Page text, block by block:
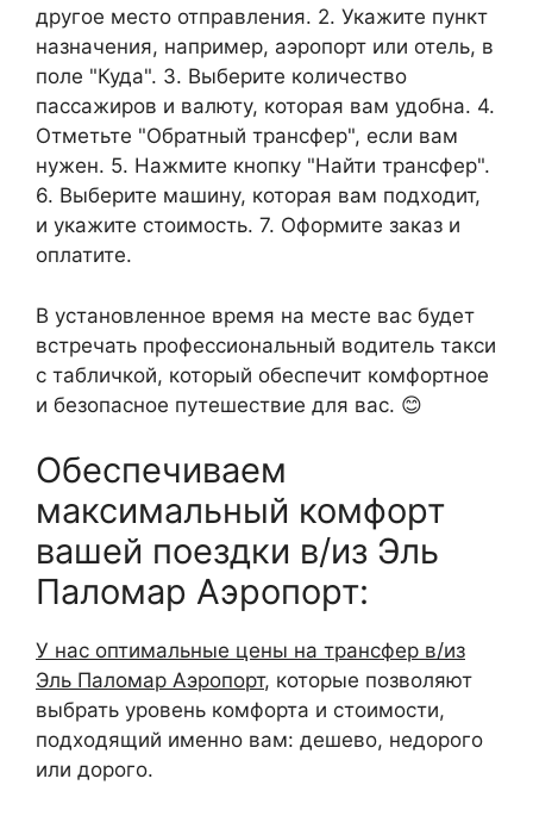
другое место отправления. 2. Укажите пункт
назначения, например, аэропорт или отель, в
поле "Куда". 3. Выберите количество
пассажиров и валюту, которая вам удобна. 4.
Отметьте "Обратный трансфер", если вам
нужен. 5. Нажмите кнопку "Найти трансфер".
6. Выберите машину, которая вам подходит,
и укажите стоимость. 7. Оформите заказ и
оплатите.
В установленное время на месте вас будет
встречать профессиональный водитель такси
с табличкой, который обеспечит комфортное
и безопасное путешествие для вас. 😊
Обеспечиваем
максимальный комфорт
вашей поездки в/из Эль
Паломар Аэропорт:
У нас оптимальные цены на трансфер в/из
Эль Паломар Аэропорт, которые позволяют
выбрать уровень комфорта и стоимости,
подходящий именно вам: дешево, недорого
или дорого.